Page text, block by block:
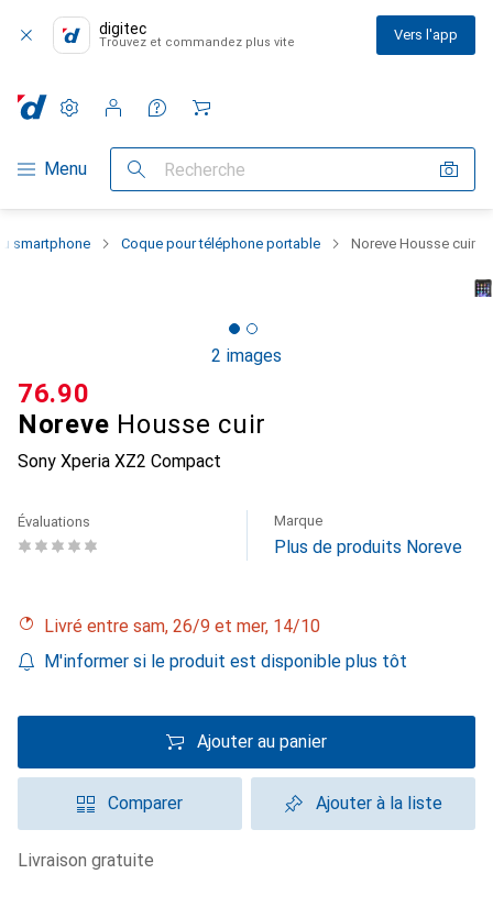
digitec
Trouvez et commandez plus vite Vers l'app
Navigation par catégorie
Menu Recherche
Paramètres
Compte client
Listes de comparaison
Listes d'envies
Panier
smartphone Coque pour téléphone portable Noreve Housse cuir
2 images
Noreve Housse cuir
Sony Xperia XZ2 Compact
CHF
76.90
Évaluations Marque
Plus de produits Noreve
Livré entre sam, 26/9 et mer, 14/10
M'informer si le produit est disponible plus tôt
Ajouter au panier
Comparer Ajouter à la liste
livraison gratuite